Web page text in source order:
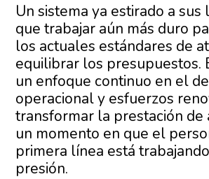
Un sistema ya estirado a
que trabajar aún más duro
los actuales estándares de
equilibrar los presupuestos.
un enfoque continuo en el
operacional y esfuerzos
transformar la prestación de
un momento en que el
primera línea está
presión.